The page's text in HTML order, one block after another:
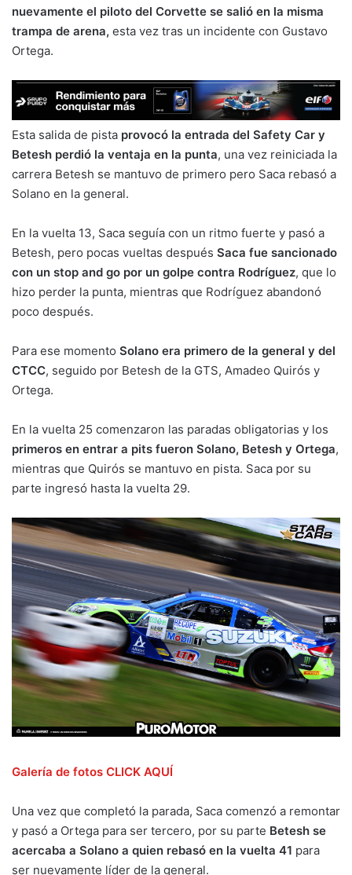
nuevamente el piloto del Corvette se salió en la misma
trampa de arena, esta vez tras un incidente con Gustavo
Ortega.
Esta salida de pista provocó la entrada del Safety Car y
Betesh perdió la ventaja en la punta, una vez reiniciada la
carrera Betesh se mantuvo de primero pero Saca rebasó a
Solano en la general.
En la vuelta 13, Saca seguía con un ritmo fuerte y pasó a
Betesh, pero pocas vueltas después Saca fue sancionado
con un stop and go por un golpe contra Rodríguez, que lo
hizo perder la punta, mientras que Rodríguez abandonó
poco después.
Para ese momento Solano era primero de la general y del
CTCC, seguido por Betesh de la GTS, Amadeo Quirós y
Ortega.
En la vuelta 25 comenzaron las paradas obligatorias y los
primeros en entrar a pits fueron Solano, Betesh y Ortega,
mientras que Quirós se mantuvo en pista. Saca por su
parte ingresó hasta la vuelta 29.
Galería de fotos CLICK AQUÍ
Una vez que completó la parada, Saca comenzó a remontar
y pasó a Ortega para ser tercero, por su parte Betesh se
acercaba a Solano a quien rebasó en la vuelta 41 para
ser nuevamente líder de la general.